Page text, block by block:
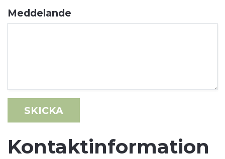
Meddelande
SKICKA
Kontaktinformation